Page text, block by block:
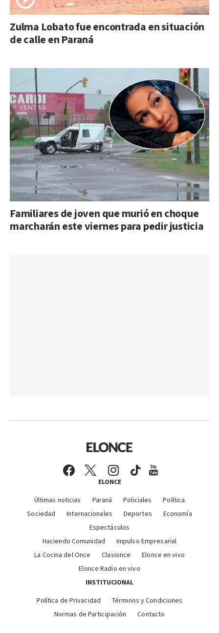
Zulma Lobato fue encontrada en situación
de calle en Paraná
Familiares de joven que murió en choque
marcharán este viernes para pedir justicia
ELONCE
Últimas noticias Paraná Policiales
Política
Sociedad
Internacionales Deportes
Economía
Espectáculos
Haciendo Comunidad
Impulso Empresarial
La Cocina del Once
Clasionce
Elonce en vivo
Elonce Radio en vivo
INSTITUCIONAL
Política de Privacidad
Términos y Condiciones
Normas de Participación
Contacto